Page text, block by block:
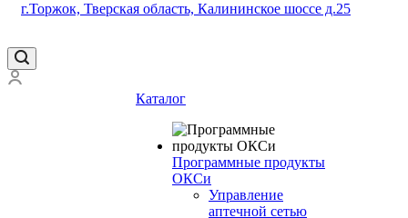
г.Торжок, Тверская область, Калининское шоссе д.25
Каталог
Программные продукты
ОКСи
Управление
аптечной сетью